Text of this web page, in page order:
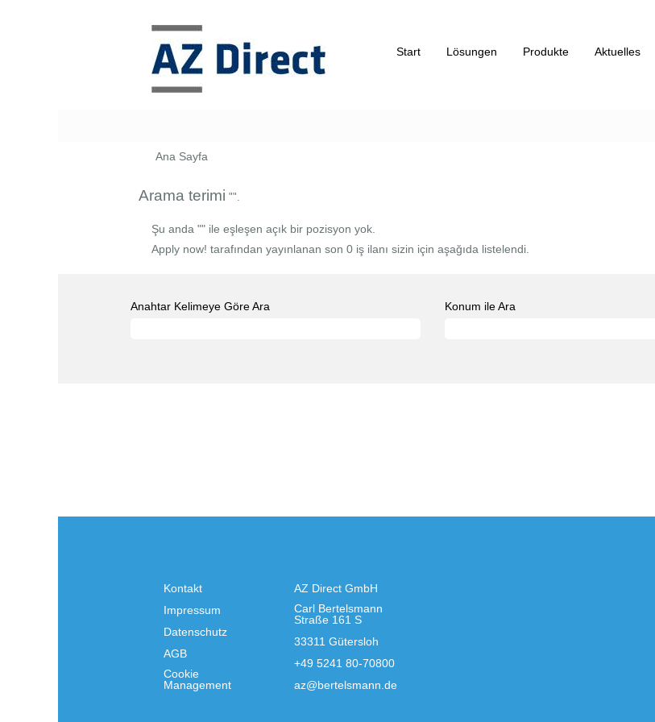
Start Lösungen Produkte Aktuelles
Ana Sayfa
Arama terimi "".
Şu anda "" ile eşleşen açık bir pozisyon yok.
Apply now! tarafından yayınlanan son 0 iş ilanı sizin için aşağıda listelendi.
Anahtar Kelimeye Göre Ara Konum ile Ara
Kontakt
Impressum
Datenschutz
AGB
Cookie
Management
AZ Direct GmbH
Carl Bertelsmann
Straße 161 S
33311 Gütersloh
+49 5241 80-70800
az@bertelsmann.de